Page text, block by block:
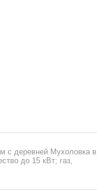
с деревней Мухоловка в
до 15 кВт; газ,